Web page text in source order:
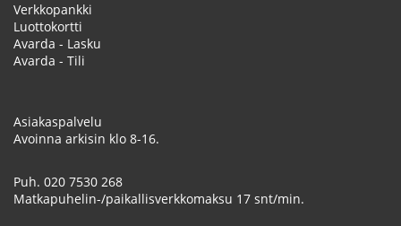
Verkkopankki
Luottokortti
Avarda - Lasku
Avarda - Tili
Asiakaspalvelu
Avoinna arkisin klo 8-16.
Puh. 020 7530 268
Matkapuhelin-/paikallisverkkomaksu 17 snt/min.